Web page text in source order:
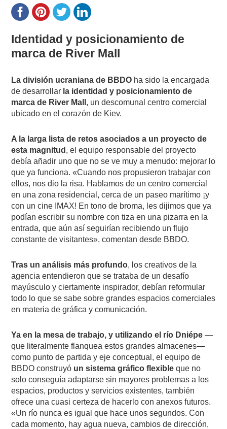
Identidad y posicionamiento de
marca de River Mall
La división ucraniana de BBDO ha sido la encargada
de desarrollar la identidad y posicionamiento de
marca de River Mall , un descomunal centro comercial
ubicado en el corazón de Kiev.
A la larga lista de retos asociados a un proyecto de
esta magnitud , el equipo responsable del proyecto
debía añadir uno que no se ve muy a menudo: mejorar lo
que ya funciona. «Cuando nos propusieron trabajar con
ellos, nos dio la risa. Hablamos de un centro comercial
en una zona residencial, cerca de un paseo marítimo ¡y
con un cine IMAX! En tono de broma, les dijimos que ya
podían escribir su nombre con tiza en una pizarra en la
entrada, que aún así seguirían recibiendo un flujo
constante de visitantes», comentan desde BBDO.
Tras un análisis más profundo, los creativos de la
agencia entendieron que se trataba de un desafío
mayúsculo y ciertamente inspirador, debían reformular
todo lo que se sabe sobre grandes espacios comerciales
en materia de gráfica y comunicación.
Ya en la mesa de trabajo, y utilizando el río Dniépe —
que literalmente flanquea estos grandes almacenes—
como punto de partida y eje conceptual, el equipo de
BBDO construyó un sistema gráfico flexible que no
solo conseguía adaptarse sin mayores problemas a los
espacios, productos y servicios existentes, también
ofrece una cuasi certeza de hacerlo con anexos futuros.
«Un río nunca es igual que hace unos segundos. Con
cada momento, hay agua nueva, cambios de dirección,